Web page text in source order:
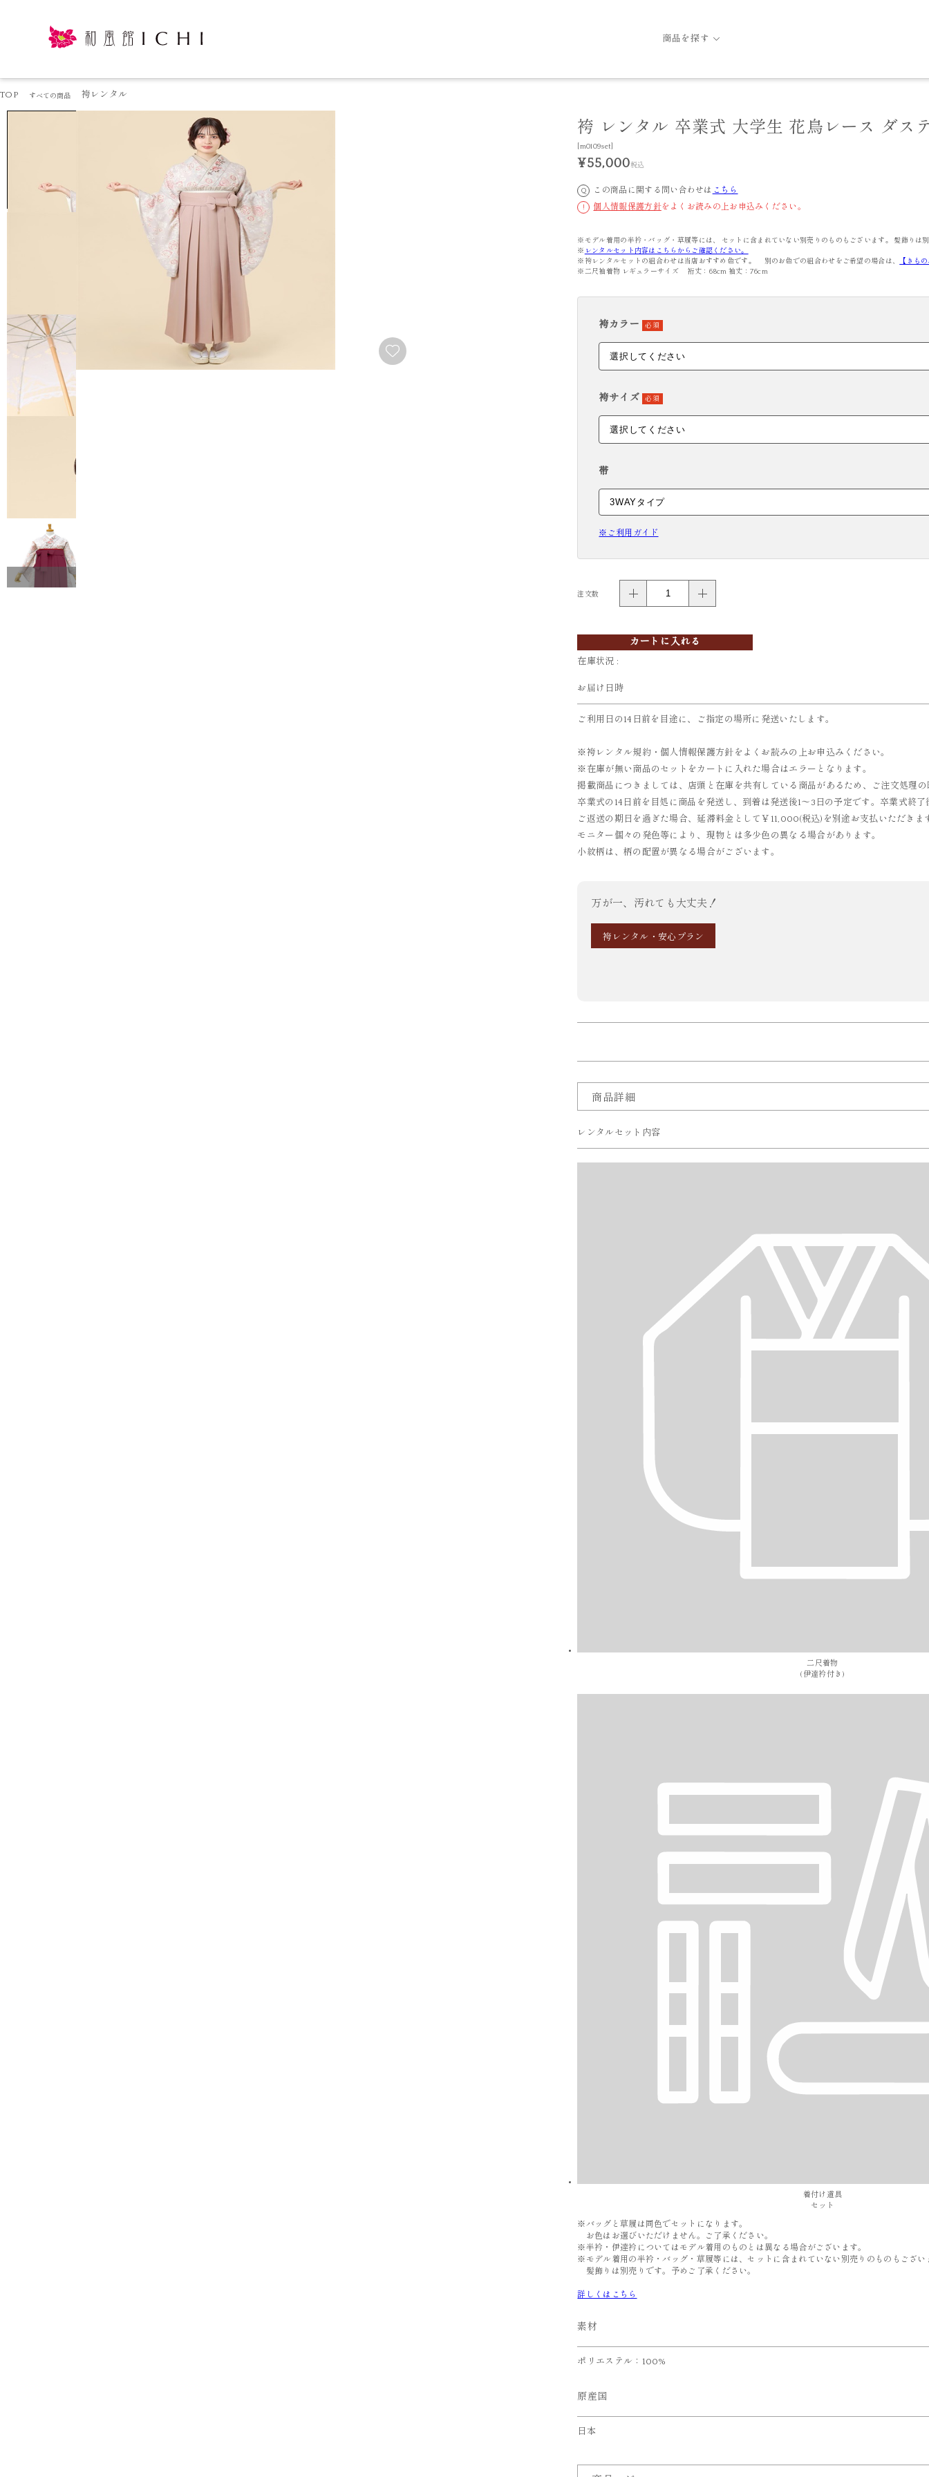
商品を探す
FURISODE RENTAL HAKAMA RENTAL
TOP すべての商品 袴レンタル
袴 レンタル 卒業式 大学生 花鳥レース ダス
[m0109set]
¥55,000税込
Q この商品に関する問い合わせは こちら
! 個人情報保護方針をよくお読みの上お申込みください。
※モデル着用の半衿・バッグ・草履等には、 セットに含まれていない別売りのものもございます。 髪飾りは
※ レンタルセット内容はこちらからご確認ください。
※袴レンタルセットの組合わせは当店おすすめ色です。 別のお色での組合わせをご希望の場合は、
【きも
※二尺袖着物 レギュラーサイズ 裄丈：68cm 袖丈：76cm
袴カラー 必須
袴サイズ 必須
帯
※ご利用ガイド
注文数
カートに入れる
在庫状況 :
お届け日時
ご利用日の14日前を目途に、ご指定の場所に発送いたします。
※袴レンタル規約・個人情報保護方針をよくお読みの上お申込みください。
※在庫が無い商品のセットをカートに入れた場合はエラーとなります。
掲載商品につきましては、店頭と在庫を共有している商品があるため、ご注文処理
卒業式の14日前を目処に商品を発送し、到着は発送後1～3日の予定です。卒業式終
ご返送の期日を過ぎた場合、延滞料金として￥11,000(税込)を別途お支払いただきま
モニター個々の発色等により、現物とは多少色の異なる場合があります。
小紋柄は、柄の配置が異なる場合がございます。
万が一、汚れても大丈夫！
袴レンタル・安心プラン
商品詳細
レンタルセット内容
二尺着物
(伊達衿付き)
着付け道具
セット
※バッグと草履は同色でセットになります。
お色はお選びいただけません。ご了承ください。
※半衿・伊達衿についてはモデル着用のものとは異なる場合がございます。
※モデル着用の半衿・バッグ・草履等には、セットに含まれていない別売りのものもござい
髪飾りは別売りです。予めご了承ください。
詳しくはこちら
素材
ポリエステル：100%
原産国
日本